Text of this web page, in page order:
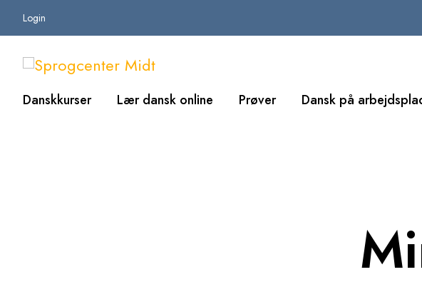
Login
Danskkurser Lær dansk online Prøver Dansk på